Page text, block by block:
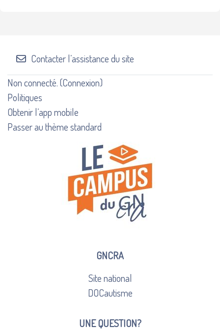
Contacter l’assistance du site
Non connecté. (Connexion)
Politiques
Obtenir l’app mobile
Passer au thème standard
GNCRA
Site national
DOCautisme
UNE QUESTION?